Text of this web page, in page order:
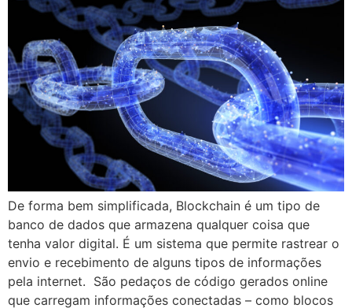
De forma bem simplificada, Blockchain é um tipo de
banco de dados que armazena qualquer coisa que
tenha valor digital. É um sistema que permite rastrear o
envio e recebimento de alguns tipos de informações
pela internet. São pedaços de código gerados online
que carregam informações conectadas – como blocos